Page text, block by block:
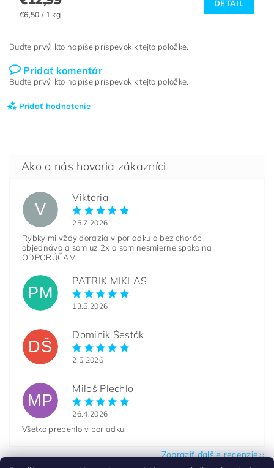
€6,50 / 1 kg
DETAIL
Buďte prvý, kto napíše príspevok k tejto položke.
Pridať komentár
Buďte prvý, kto napíše príspevok k tejto položke.
Pridať hodnotenie
V
Viktoria
25.7.2026
Rybky mi vždy dorazia v poriadku a bez chorôb
objednávala som uz 2x a som nesmierne spokojna .
ODPORÚČAM
PM
PATRIK MIKLAS
13.5.2026
DŠ
Dominik Šesták
2.5.2026
MP
Miloš Plechlo
26.4.2026
Všetko prebehlo v poriadku.
Zobraziť ďalšie recenzie